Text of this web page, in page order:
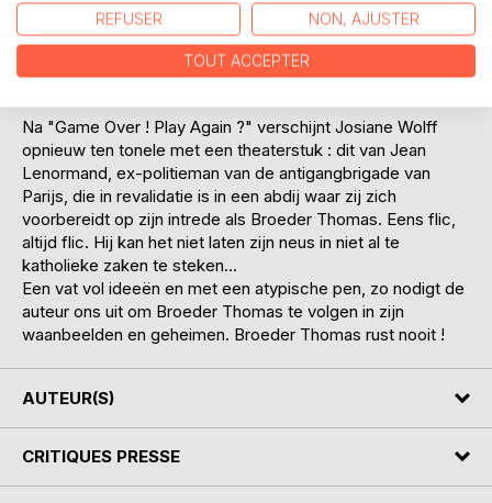
fourrer son nez dans des affaires pas très catholiques...
Laboureuse d'idées à la plume atypique, l'auteure nous
invite à accompagner Frère Thomas dans ses délires et
ses confidences. Frère Thomas ne se repose jamais !
Na "Game Over ! Play Again ?" verschijnt Josiane Wolff
opnieuw ten tonele met een theaterstuk : dit van Jean
Lenormand, ex-politieman van de antigangbrigade van
Parijs, die in revalidatie is in een abdij waar zij zich
voorbereidt op zijn intrede als Broeder Thomas. Eens flic,
altijd flic. Hij kan het niet laten zijn neus in niet al te
katholieke zaken te steken...
Een vat vol ideeën en met een atypische pen, zo nodigt de
auteur ons uit om Broeder Thomas te volgen in zijn
waanbeelden en geheimen. Broeder Thomas rust nooit !
AUTEUR(S)
CRITIQUES PRESSE
REFUSER NON, AJUSTER
TOUT ACCEPTER